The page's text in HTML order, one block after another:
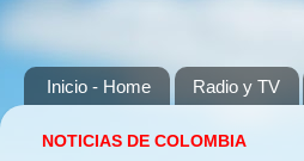
Inicio - Home Radio y TV
NOTICIAS DE COLOMBIA